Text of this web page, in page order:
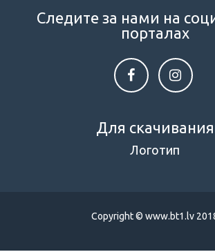
Следите за нами на
порталах
Для скачивания
Логотип
Copyright © www.bt1.lv